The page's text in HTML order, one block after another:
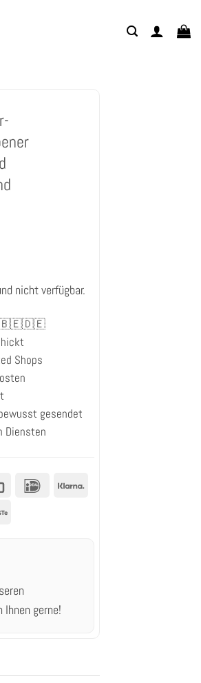
nicht verfügbar.
Shops
gesendet
Diensten
KreditkarteIDeal
Klarna
Truste
Ihnen gerne!